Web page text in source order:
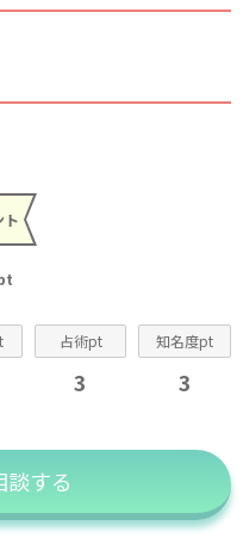
ト
占術pt
3
知名度pt
3
する